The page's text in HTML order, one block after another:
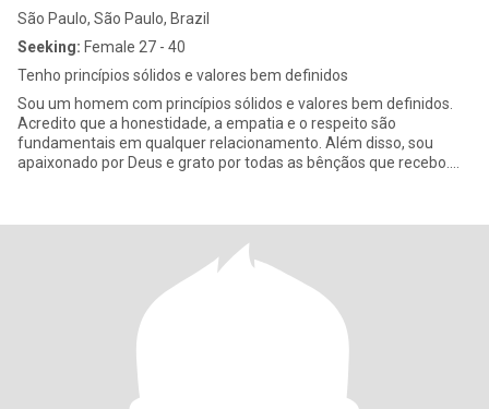
São Paulo, São Paulo, Brazil
Seeking: Female 27 - 40
Tenho princípios sólidos e valores bem definidos
Sou um homem com princípios sólidos e valores bem definidos.
Acredito que a honestidade, a empatia e o respeito são
fundamentais em qualquer relacionamento. Além disso, sou
apaixonado por Deus e grato por todas as bênçãos que recebo.